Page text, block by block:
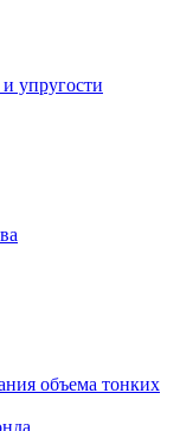
упругости
объема тонких